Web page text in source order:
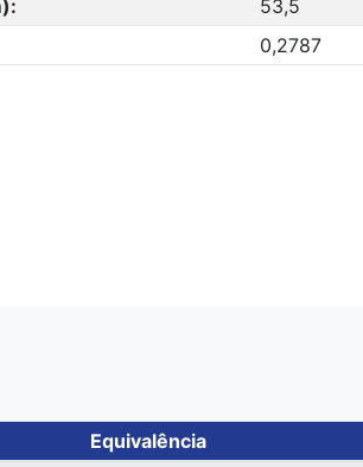
53,5
0,2787
Equivalência